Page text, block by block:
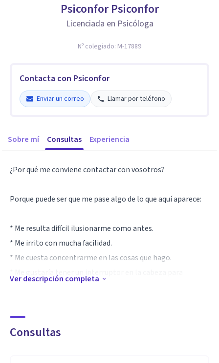
Psiconfor Psiconfor
Licenciada en Psicóloga
Nº colegiado: M-17889
Contacta con Psiconfor
Enviar un correo Llamar por teléfono
Sobre mí Consultas Experiencia
¿Por qué me conviene contactar con vosotros?
Porque puede ser que me pase algo de lo que aquí aparece:
* Me resulta difícil ilusionarme como antes.
* Me irrito con mucha facilidad.
* Me cuesta concentrarme en las cosas que hago.
una decisión (y me agobia).
Ver descripción completa
Consultas